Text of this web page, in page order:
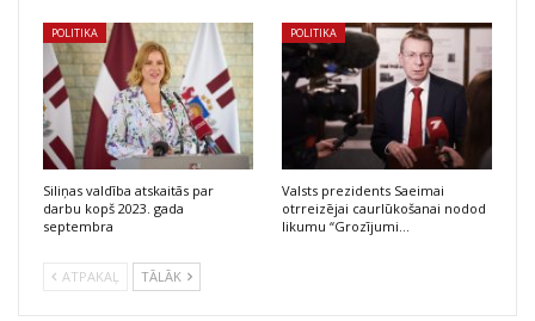
POLITIKA
Siliņas valdība atskaitās par
darbu kopš 2023. gada
septembra
POLITIKA
Valsts prezidents Saeimai
otrreizējai caurlūkošanai nodod
likumu “Grozījumi…
ATPAKAĻ TĀLĀK